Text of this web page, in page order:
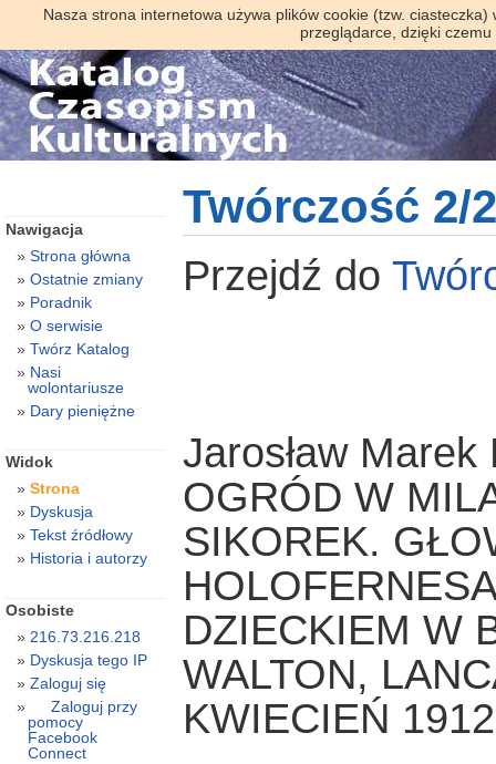
Nasza strona internetowa używa plików cookie (tzw.
przeglądarce, dzięki
Twórczość 2/
Przejdź do
Jarosław
OGRÓD W
SIKOREK.
DZIECKIEM W
WALTON,
KWIECIEŃ
Nawigacja
Strona główna
Ostatnie zmiany
Poradnik
O serwisie
Twórz Katalog
Nasi
wolontariusze
Dary pieniężne
Widok
Strona
Dyskusja
Tekst źródłowy
Historia i autorzy
Osobiste
216.73.216.218
Dyskusja tego IP
Zaloguj się
Zaloguj przy
pomocy
Facebook
Connect